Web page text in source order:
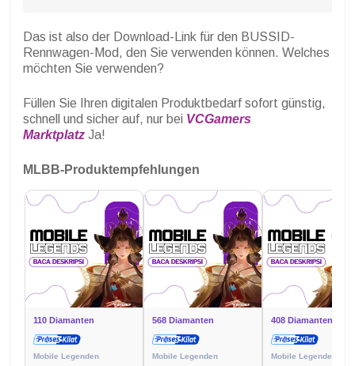
Das ist also der Download-Link für den BUSSID-
Rennwagen-Mod, den Sie verwenden können. Welches
möchten Sie verwenden?
Füllen Sie Ihren digitalen Produktbedarf sofort günstig,
schnell und sicher auf, nur bei VCGamers
Marktplatz Ja!
MLBB-Produktempfehlungen
110 Diamanten
Mobile Legenden
568 Diamanten
Mobile Legenden
408 Diamanten
Mobile Legenden